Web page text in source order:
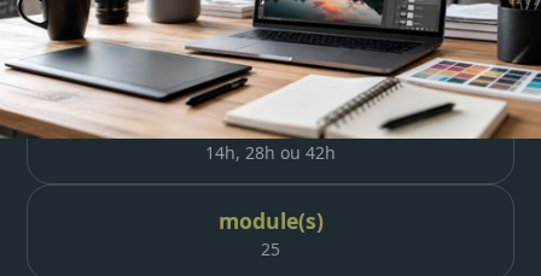
prochaine session
Tous les mois, nous contacter
durée
14h, 28h ou 42h
module(s)
25